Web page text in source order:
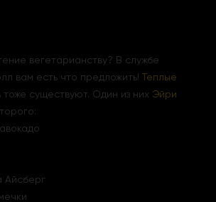
вегетарианству? В службе
вам есть что предложить! Теплые
тоже существуют. Один из них Эйри
Айсберг